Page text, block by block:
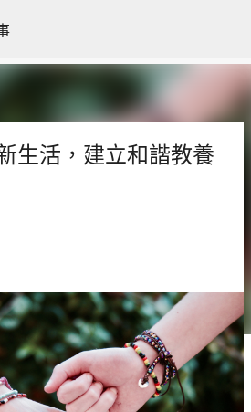
生活，建立和諧教養